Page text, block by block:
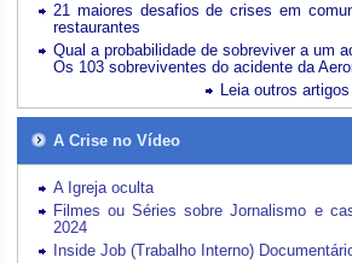
21 maiores desafios de crises em
restaurantes
Qual a probabilidade de sobreviver a um
Os 103 sobreviventes do acidente da
Leia outros artigos
A Crise no Vídeo
A Igreja oculta
Filmes ou Séries sobre Jornalismo e
2024
Inside Job (Trabalho Interno)